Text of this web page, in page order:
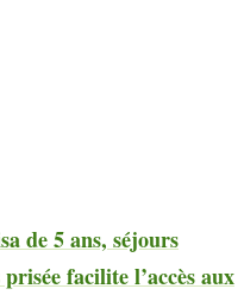
de 5 ans, séjours
facilite l’accès aux